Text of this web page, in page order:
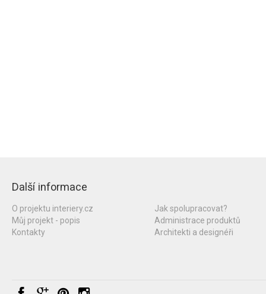
Další informace
O projektu interiery.cz
Můj projekt - popis
Kontakty
Jak spolupracovat?
Administrace produktů
Architekti a designéři